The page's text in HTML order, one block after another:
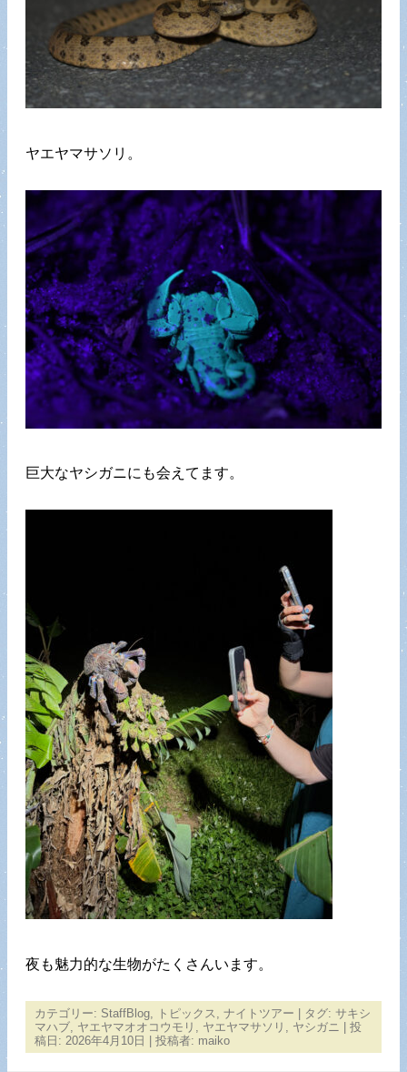
ヤエヤマサソリ。
巨大なヤシガニにも会えてます。
夜も魅力的な生物がたくさんいます。
カテゴリー: StaffBlog, トピックス , ナイトツアー | タグ: サキシ
マハブ, ヤエヤマオオコウモリ , ヤエヤマサソリ , ヤシガニ | 投
稿日: 2026年4月10日 投稿者: maiko